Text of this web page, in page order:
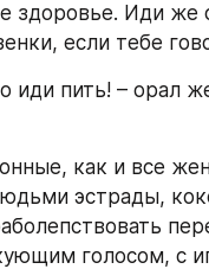
здоровье. Иди же
если тебе
иди пить! – орал
как и все
эстрады,
голосом, с